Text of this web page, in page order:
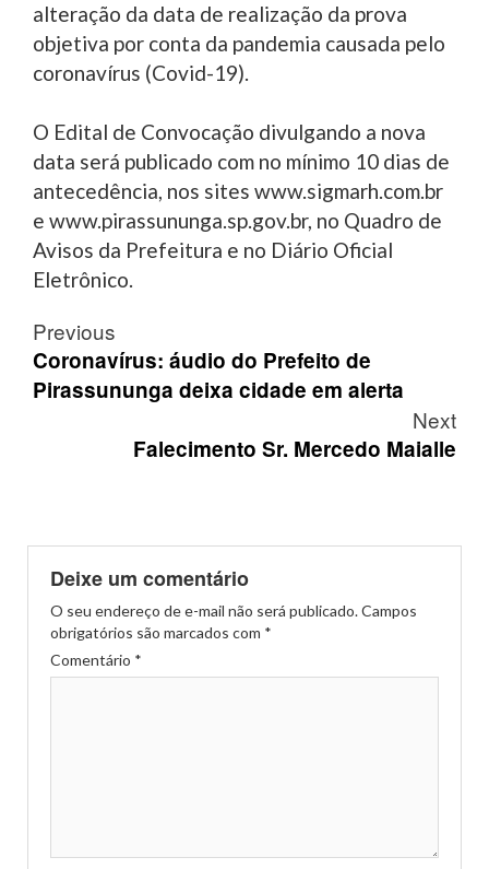
alteração da data de realização da prova
objetiva por conta da pandemia causada pelo
coronavírus (Covid-19).
O Edital de Convocação divulgando a nova
data será publicado com no mínimo 10 dias de
antecedência, nos sites www.sigmarh.com.br
e www.pirassununga.sp.gov.br, no Quadro de
Avisos da Prefeitura e no Diário Oficial
Eletrônico.
Post
navigation
Previous
Coronavírus: áudio do Prefeito de
Pirassununga deixa cidade em alerta
Next
Falecimento Sr. Mercedo Maialle
Deixe um comentário
O seu endereço de e-mail não será publicado.Campos
obrigatórios são marcados com *
Comentário *